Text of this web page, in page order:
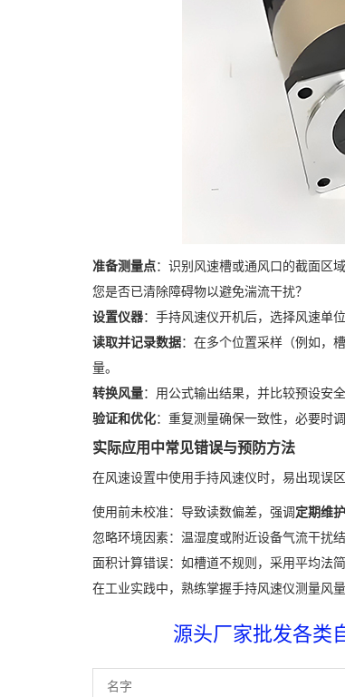
准备测量点：识别风速槽或通风口的截面区
您是否已清除障碍物以避免湍流干扰？
设置仪器：手持风速仪开机后，选择风速单
读取并记录数据：在多个位置采样（例如，
量。
转换风量：用公式输出结果，并比较预设安
验证和优化：重复测量确保一致性，必要时
实际应用中常见错误与预防方法
在风速设置中使用手持风速仪时，易出现误
使用前未校准：导致读数偏差，强调定期维
忽略环境因素：温湿度或附近设备气流干扰
面积计算错误：如槽道不规则，采用平均法
在工业实践中，熟练掌握手持风速仪测量风
源头厂家批发各类